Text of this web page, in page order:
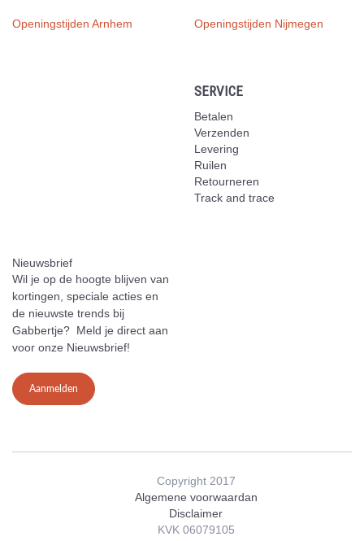
Openingstijden Arnhem Openingstijden Nijmegen
SERVICE
Betalen
Verzenden
Levering
Ruilen
Retourneren
Track and trace
Nieuwsbrief
Wil je op de hoogte blijven van
kortingen, speciale acties en
de nieuwste trends bij
Gabbertje? Meld je direct aan
voor onze Nieuwsbrief!
Aanmelden
Copyright 2017
Algemene voorwaardan
Disclaimer
KVK 06079105